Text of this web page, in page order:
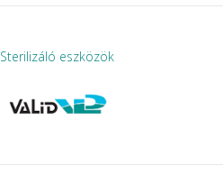
Sterilizáló eszközök